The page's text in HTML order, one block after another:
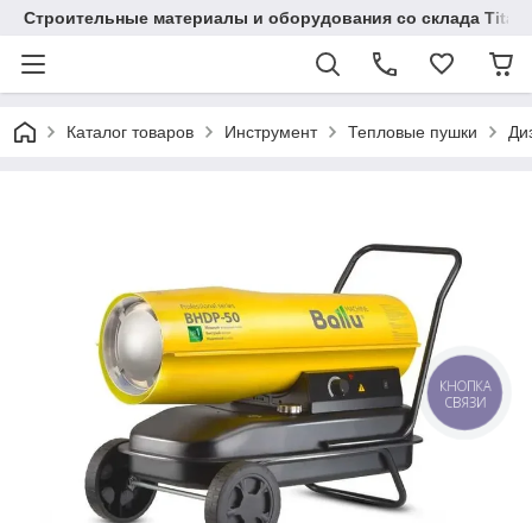
Строительные материалы и оборудования со склада
Каталог товаров Инструмент Тепловые пушки
КНОПКА
СВЯЗИ